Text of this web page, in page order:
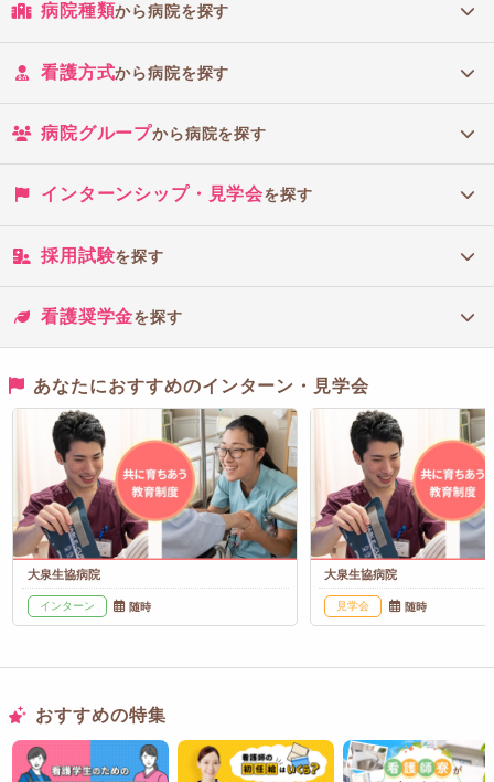
病院種類から病院を探す
看護方式から病院を探す
病院グループから病院を探す
インターンシップ・見学会を探す
採用試験を探す
看護奨学金を探す
あなたにおすすめのインターン・見学会
大泉生協病院
インターン 随時
大泉生協病院
見学会 随時
おすすめの特集